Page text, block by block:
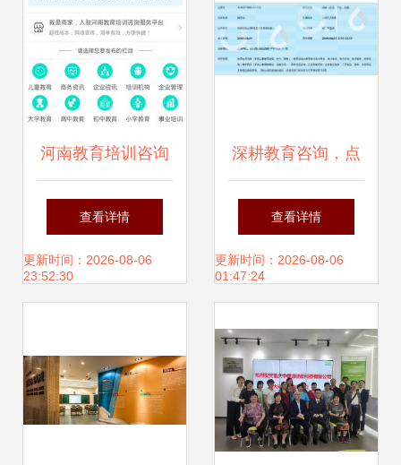
河南教育培训咨询
服务小程序火热招
商 掘金教育蓝海的
查看详情
更新时间：2026-08-06
23:52:30
深耕教育咨询，点
亮成长之路——上
海启星教育信息咨
查看详情
更新时间：2026-08-06
01:47:24